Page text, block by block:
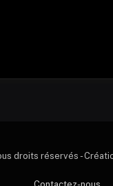
droits réservés -